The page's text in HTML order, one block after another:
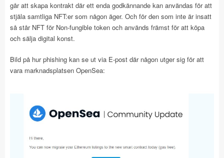
går att skapa kontrakt där ett enda godkännande kan användas för att
stjäla samtliga NFT:er som någon äger. Och för den som inte är insatt
så står NFT för Non-fungible token och används främst för att köpa
och sälja digital konst.
Bild på hur phishing kan se ut via E-post där någon utger sig för att
vara marknadsplatsen OpenSea: